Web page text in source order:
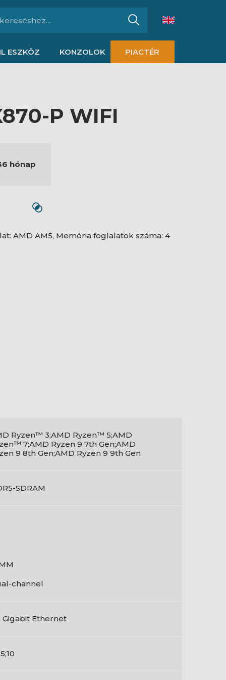
ESZKÖZ KONZOLOK PIACTÉR
P WIFI
hónap
AMD AM5, Memória foglalatok száma: 4
Ryzen™ 3;AMD Ryzen™ 5;AMD
7;AMD Ryzen 9 7th Gen;AMD
9 8th Gen;AMD Ryzen 9 9th Gen
SDRAM
channel
Gigabit Ethernet